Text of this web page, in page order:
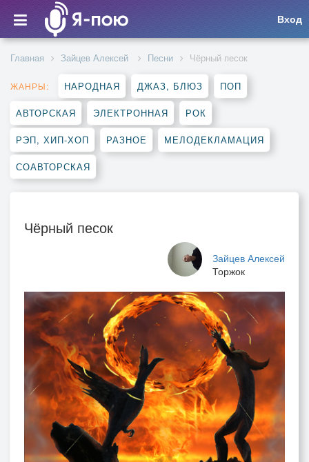
Вход
Главная Зайцев Алексей Песни Чёрный песок
ЖАНРЫ: НАРОДНАЯ ДЖАЗ, БЛЮЗ ПОП
АВТОРСКАЯ ЭЛЕКТРОННАЯ РОК
РЭП, ХИП-ХОП РАЗНОЕ МЕЛОДЕКЛАМАЦИЯ
СОАВТОРСКАЯ
Чёрный песок
Зайцев Алексей
Торжок